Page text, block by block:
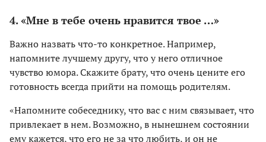
4. «Мне в тебе очень нравится твое …»
Важно назвать что-то конкретное. Например,
напомните лучшему другу, что у него отличное
чувство юмора. Скажите брату, что очень цените его
готовность всегда прийти на помощь родителям.
«Напомните собеседнику, что вас с ним связывает, что
привлекает в нем. Возможно, в нынешнем состоянии
ему кажется, что его не за что любить, и он не